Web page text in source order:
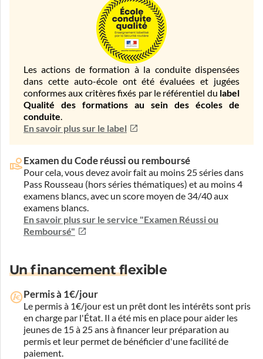
Les actions de formation à la conduite dispensées
dans cette auto-école ont été évaluées et jugées
conformes aux critères fixés par le référentiel du label
Qualité des formations au sein des écoles de
conduite.
En savoir plus sur le label
Examen du Code réussi ou remboursé
Pour cela, vous devez avoir fait au moins 25 séries dans
Pass Rousseau (hors séries thématiques) et au moins 4
examens blancs, avec un score moyen de 34/40 aux
examens blancs.
En savoir plus sur le service "Examen Réussi ou
Remboursé"
Un financement flexible
Permis à 1€/jour
Le permis à 1€/jour est un prêt dont les intérêts sont pris
en charge par l'État. Il a été mis en place pour aider les
jeunes de 15 à 25 ans à financer leur préparation au
permis et leur permet de bénéficier d'une facilité de
paiement.